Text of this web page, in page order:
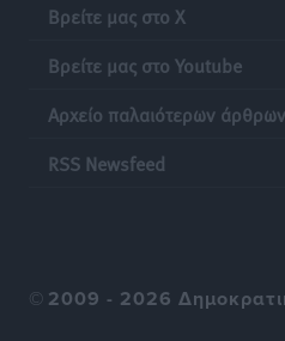
Βρείτε μας στο X
Βρείτε μας στο Youtube
Αρχείο παλαιότερων άρθρων
RSS Newsfeed
© 2009 - 2026